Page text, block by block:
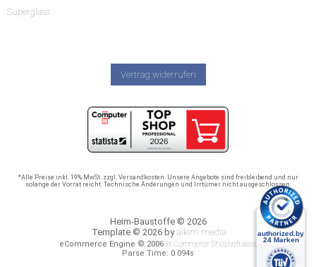
Superglass
Vertrag widerrufen
*Alle Preise inkl. 19% MwSt. zzgl. Versandkosten. Unsere Angebote sind freibleibend und nur
solange der Vorrat reicht. Technische Änderungen und Irrtümer nicht ausgeschlossen.
Heim-Baustoffe © 2026
Template © 2026 byalkim media
eCommerce Engine © 2006 xt:Commerce Shopsoftware
Parse Time: 0.094s